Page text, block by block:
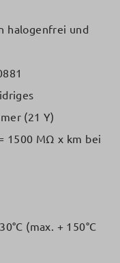
halogenfrei und
(21 Y)
1500 MΩ x km bei
(max. + 150°C